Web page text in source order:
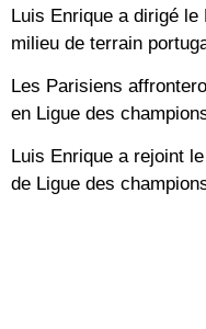
Luis Enrique a dirigé
milieu de terrain
Les Parisiens
en Ligue des
Luis Enrique a rejoint
de Ligue des